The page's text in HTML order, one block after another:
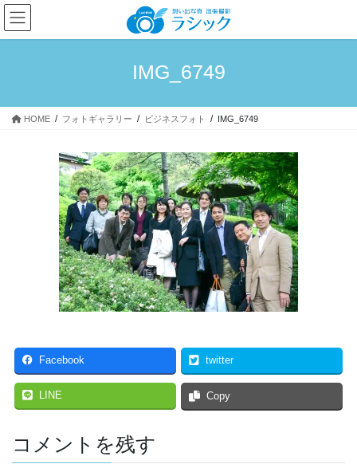
コ
ン
テ
ス
ナ
ビ
ゲ
ン
IMG_6749
HOME フォトギャラリー ビジネスフォト IMG_6749
Facebook twitter
LINE Copy
コメントを残す